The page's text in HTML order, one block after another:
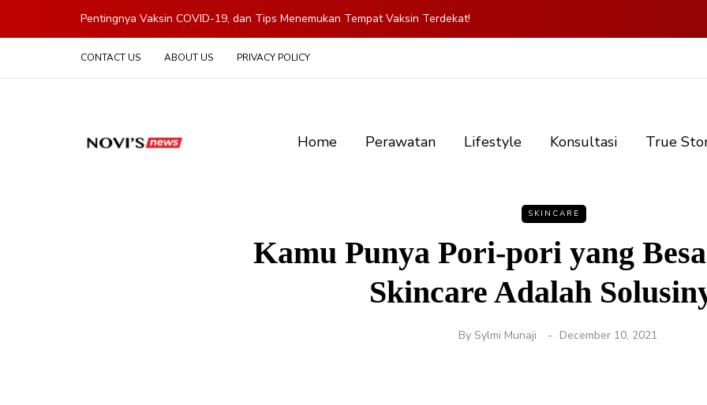
Pentingnya Vaksin COVID-19, dan Tips Menemukan Tempat Vaksin Terdekat!
CONTACT US ABOUT US PRIVACY POLICY
Home Perawatan Lifestyle Konsultasi True
SKINCARE
Kamu Punya Pori-pori yang
Skincare Adalah
By Sylmi Munaji December 10, 2021